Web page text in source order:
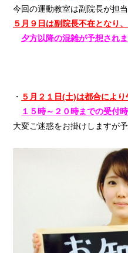
今回の運動教室は副院長が担当
５月９日は副院長不在となり、
夕方以降の混雑が予想されま
・ ５月２１日(土)は都合により
１５時～２０時までの受付
大変ご迷惑をお掛けしますが